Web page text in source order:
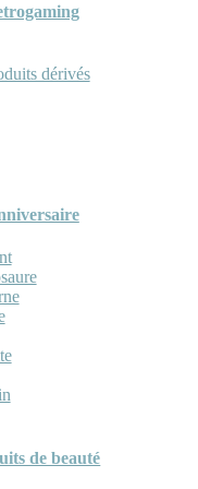
dérivés
de beauté